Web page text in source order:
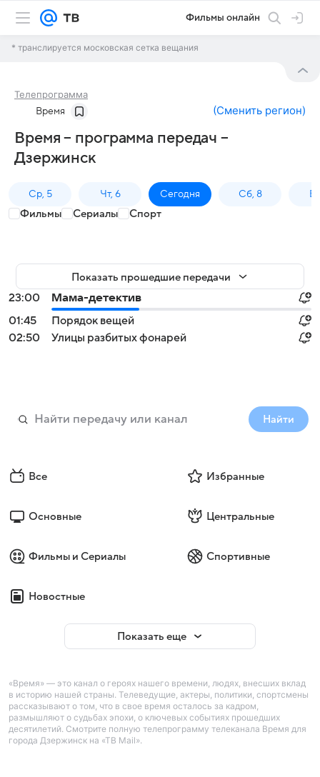
Фильмы онлайн
* транслируется московская сетка вещания
Телепрограмма
Время (Сменить регион)
Время – программа передач –
Дзержинск
Ср, 5 Чт, 6 Сегодня Сб, 8
Фильмы Сериалы Спорт
Показать прошедшие передачи
23:00
Мама-детектив
01:45
Порядок вещей
02:50
Улицы разбитых фонарей
Найти
Все Избранные
Основные Центральные
Фильмы и Сериалы Спортивные
Новостные
Показать еще
«Время» — это канал о героях нашего времени, людях, внесших вклад
в историю нашей страны. Телеведущие, актеры, политики, спортсмены
рассказывают о том, что в свое время осталось за кадром,
размышляют о судьбах эпохи, о ключевых событиях прошедших
десятилетий. Смотрите полную телепрограмму телеканала Время для
города Дзержинск на «ТВ Mail».